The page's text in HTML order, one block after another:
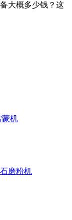
大概多少钱？这
蒙机
磨粉机